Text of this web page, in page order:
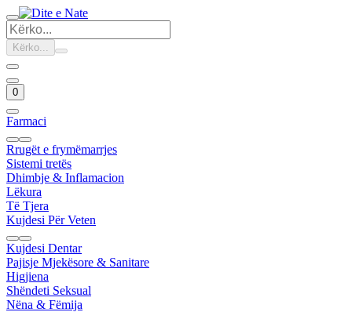
Kërko...
0
Farmaci
Rrugët e frymëmarrjes
Sistemi tretës
Dhimbje & Inflamacion
Lëkura
Të Tjera
Kujdesi Për Veten
Kujdesi Dentar
Pajisje Mjekësore & Sanitare
Higjiena
Shëndeti Seksual
Nëna & Fëmija